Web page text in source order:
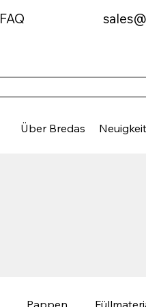
Über Bredas
FAQ
Pappen